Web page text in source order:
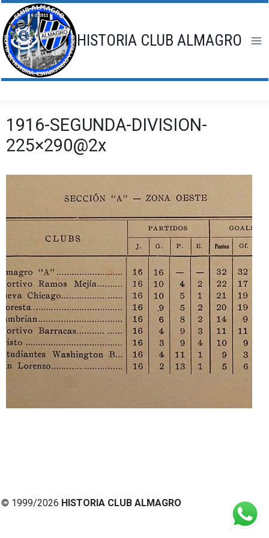
Saltar
al
contenido
HISTORIA CLUB ALMAGRO
1916-SEGUNDA-DIVISION-
225×290@2x
© 1999/2026 HISTORIA CLUB ALMAGRO